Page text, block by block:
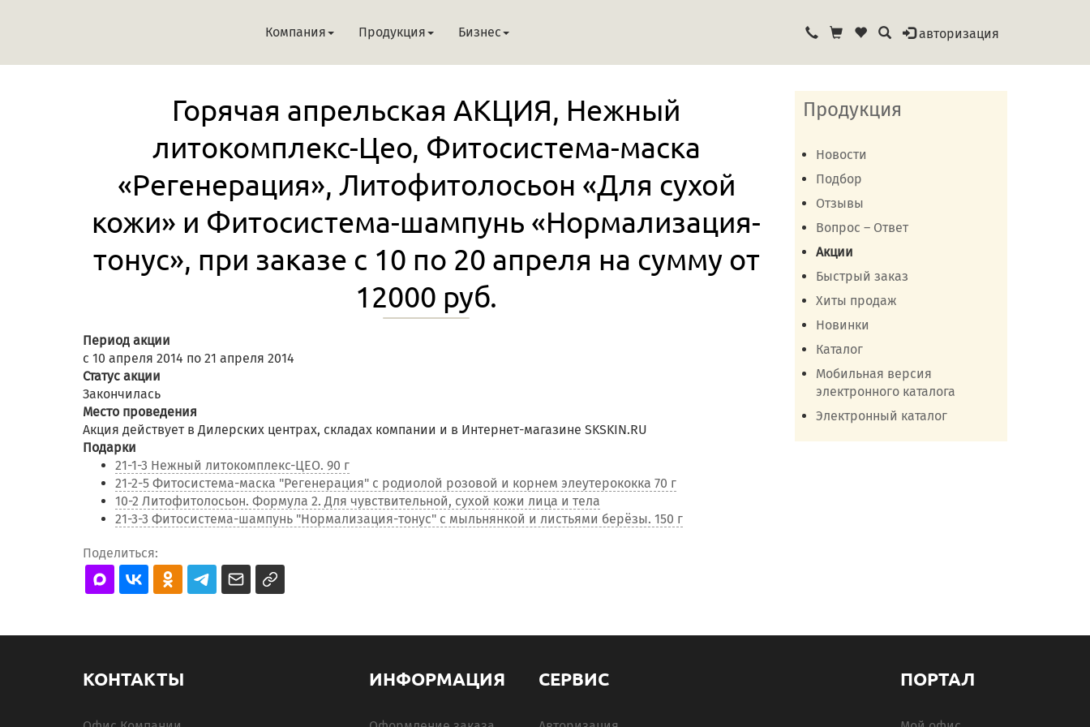
Компания Продукция Бизнес авторизация
Горячая апрельская АКЦИЯ, Нежный
литокомплекс-Цео, Фитосистема-маска
«Регенерация», Литофитолосьон «Для сухой
кожи» и Фитосистема-шампунь «Нормализация-
тонус», при заказе с 10 по 20 апреля на сумму от
12000 руб.
Период акции
с 10 апреля 2014 по 21 апреля 2014
Статус акции
Закончилась
Место проведения
Акция действует в Дилерских центрах, складах компании и в Интернет-магазине SKSKIN.RU
Подарки
21-1-3 Нежный литокомплекс-ЦЕО. 90 г
21-2-5 Фитосистема-маска "Регенерация" с родиолой розовой и корнем элеутерококка 70 г
10-2 Литофитолосьон. Формула 2. Для чувствительной, сухой кожи лица и тела
21-3-3 Фитосистема-шампунь "Нормализация-тонус" с мыльнянкой и листьями берёзы. 150 г
Поделиться:
Продукция
Новости
Подбор
Отзывы
Вопрос – Ответ
Акции
Быстрый заказ
Хиты продаж
Новинки
Каталог
Мобильная версия
электронного каталога
Электронный каталог
КОНТАКТЫ ИНФОРМАЦИЯ СЕРВИС ПОРТАЛ